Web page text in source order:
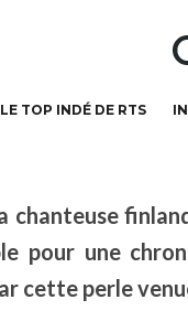
LE TOP INDÉ DE RTS
chanteuse
pour une
cette perle